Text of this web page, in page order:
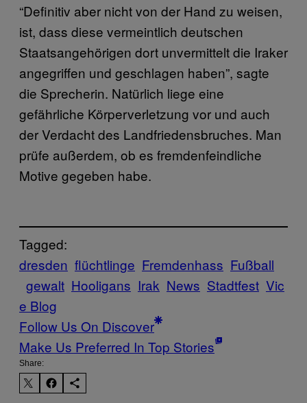
“Definitiv aber nicht von der Hand zu weisen,
ist, dass diese vermeintlich deutschen
Staatsangehörigen dort unvermittelt die Iraker
angegriffen und geschlagen haben”, sagte
die Sprecherin. Natürlich liege eine
gefährliche Körperverletzung vor und auch
der Verdacht des Landfriedensbruches. Man
prüfe außerdem, ob es fremdenfeindliche
Motive gegeben habe.
Tagged:
dresden flüchtlinge Fremdenhass Fußball
gewalt Hooligans Irak News Stadtfest Vic
e Blog
Follow Us On Discover
Make Us Preferred In Top Stories
Share: